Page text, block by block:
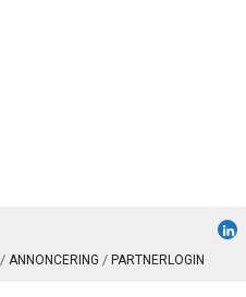
ANNONCERING PARTNERLOGIN